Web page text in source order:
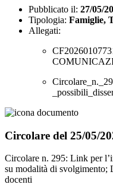
Pubblicato il: 27/05/
Tipologia: Famiglie,
Allegati:
Circolare del 25/05/
Circolare n. 295: Link per
su modalità di svolgimento;
docenti